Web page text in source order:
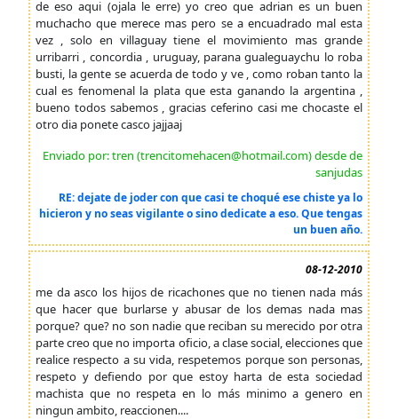
de eso aqui (ojala le erre) yo creo que adrian es un buen
muchacho que merece mas pero se a encuadrado mal esta
vez , solo en villaguay tiene el movimiento mas grande
urribarri , concordia , uruguay, parana gualeguaychu lo roba
busti, la gente se acuerda de todo y ve , como roban tanto la
cual es fenomenal la plata que esta ganando la argentina ,
bueno todos sabemos , gracias ceferino casi me chocaste el
otro dia ponete casco jajjaaj
Enviado por: tren (trencitomehacen@hotmail.com) desde de
sanjudas
RE: dejate de joder con que casi te choqué ese chiste ya lo
hicieron y no seas vigilante o sino dedicate a eso. Que tengas
un buen año.
08-12-2010
me da asco los hijos de ricachones que no tienen nada más
que hacer que burlarse y abusar de los demas nada mas
porque? que? no son nadie que reciban su merecido por otra
parte creo que no importa oficio, a clase social, elecciones que
realice respecto a su vida, respetemos porque son personas,
respeto y defiendo por que estoy harta de esta sociedad
machista que no respeta en lo más minimo a genero en
ningun ambito, reaccionen....